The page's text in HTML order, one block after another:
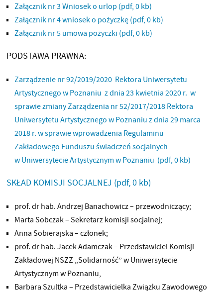
Załącznik nr 3 Wniosek o urlop (pdf, 0 kb)
Załącznik nr 4 wniosek o pożyczkę (pdf, 0 kb)
Załącznik nr 5 umowa pożyczki (pdf, 0 kb)
PODSTAWA PRAWNA:
Zarządzenie nr 92/2019/2020 Rektora Uniwersytetu
Artystycznego w Poznaniu z dnia 23 kwietnia 2020 r. w
sprawie zmiany Zarządzenia nr 52/2017/2018 Rektora
Uniwersytetu Artystycznego w Poznaniu z dnia 29 marca
2018 r. w sprawie wprowadzenia Regulaminu
Zakładowego Funduszu świadczeń socjalnych
w Uniwersytecie Artystycznym w Poznaniu (pdf, 0 kb)
SKŁAD KOMISJI SOCJALNEJ (pdf, 0 kb)
prof. dr hab. Andrzej Banachowicz – przewodniczący;
Marta Sobczak – Sekretarz komisji socjalnej;
Anna Sobierajska – członek;
prof. dr hab. Jacek Adamczak – Przedstawiciel Komisji
Zakładowej NSZZ „Solidarność” w Uniwersytecie
Artystycznym w Poznaniu,
Barbara Szultka – Przedstawicielka Związku Zawodowego